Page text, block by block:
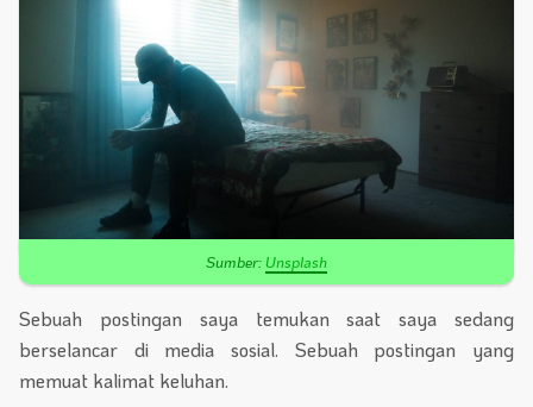
Sumber:Unsplash
Sebuah postingan saya temukan saat saya sedang
berselancar di media sosial. Sebuah postingan yang
memuat kalimat keluhan.